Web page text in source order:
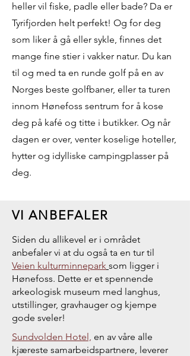
heller vil fiske, padle eller bade? Da er
Tyrifjorden helt perfekt! Og for deg
som liker å gå eller sykle, finnes det
mange fine stier i vakker natur. Du kan
til og med ta en runde golf på en av
Norges beste golfbaner, eller ta turen
innom Hønefoss sentrum for å kose
deg på kafé og titte i butikker. Og når
dagen er over, venter koselige hoteller,
hytter og idylliske campingplasser på
deg.
VI ANBEFALER
Siden du allikevel er i området
anbefaler vi at du også ta en tur til
Veien kulturminnepark som ligger i
Hønefoss. Dette er et spennende
arkeologisk museum med langhus,
utstillinger, gravhauger og kjempe
gode sveler!
Sundvolden Hotel, en av våre alle
kjæreste samarbeidspartnere, leverer